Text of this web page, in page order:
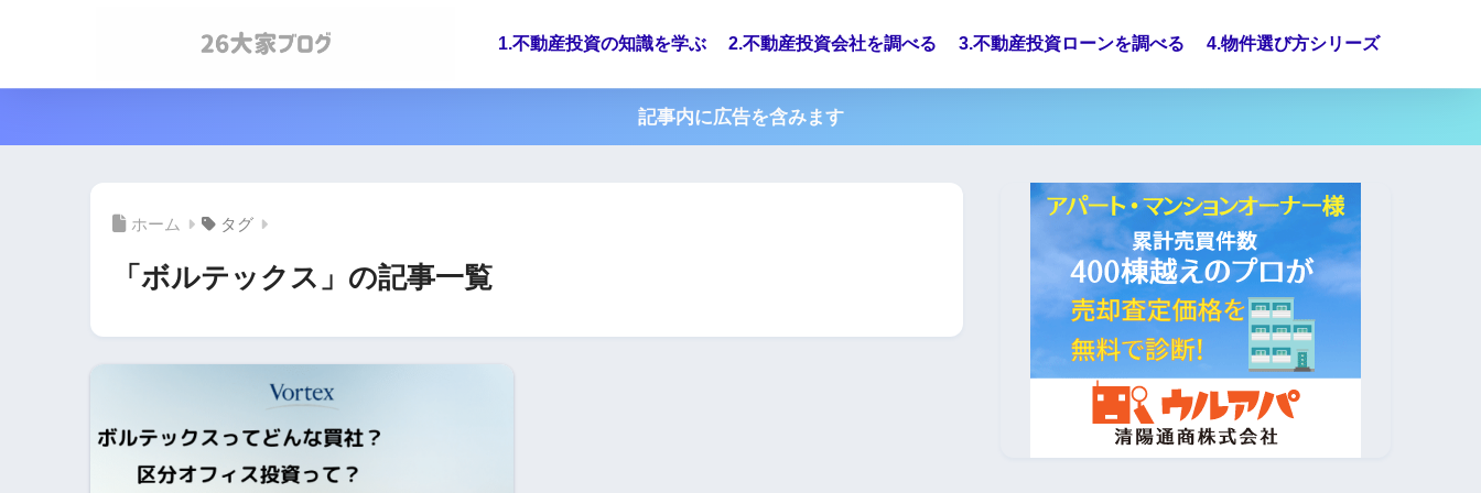
1.不動産投資の知識を学ぶ 2.不動産投資会社を調べる 3.不動産投資ローンを調べる 4.物件選び方シリーズ
記事内に広告を含みます
ホーム タグ
「ボルテックス」の記事一覧